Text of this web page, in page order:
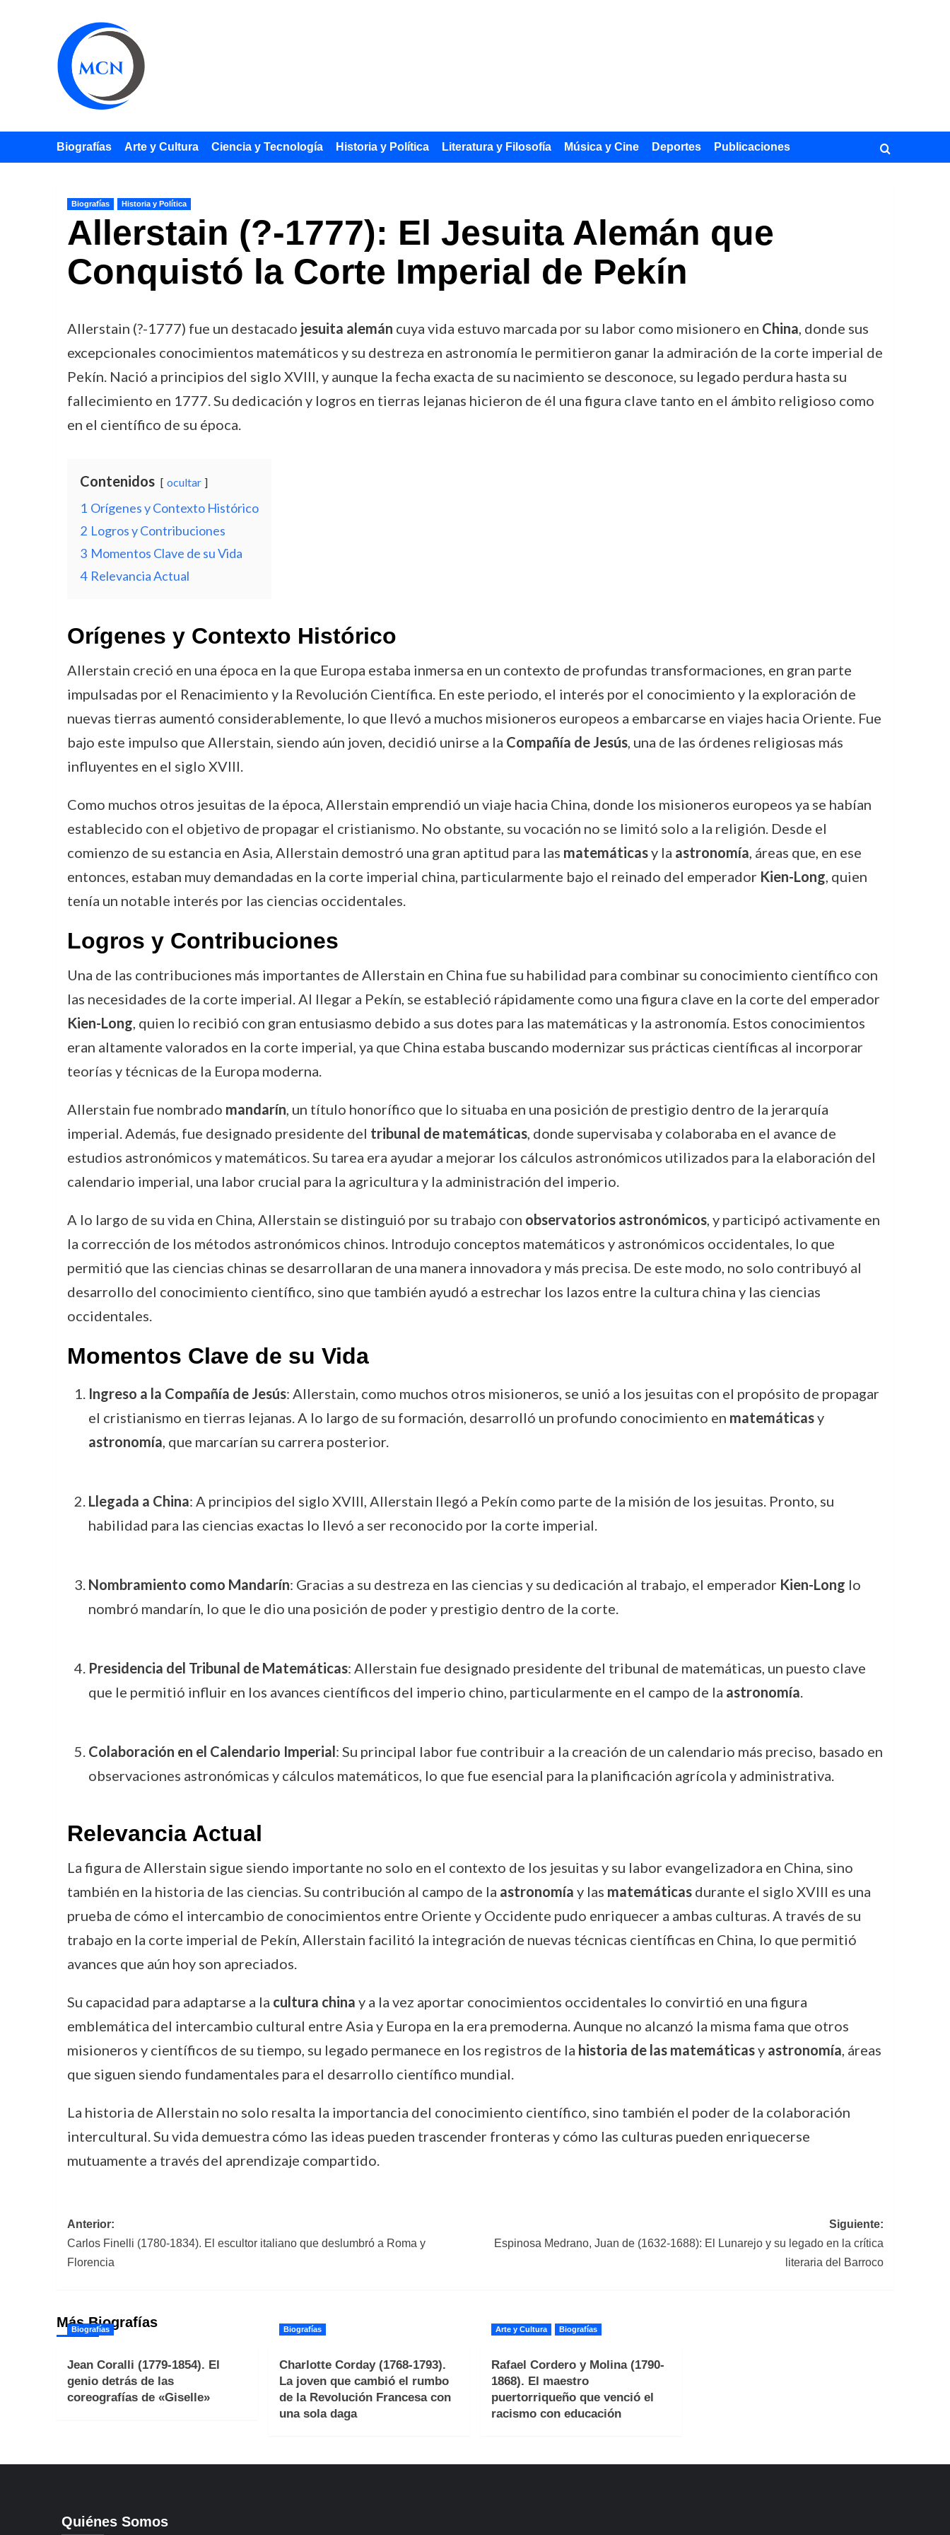
Biografías Arte y Cultura Ciencia y Tecnología Historia y Política Literatura y Filosofía Música y Cine Deportes Publicaciones
Biografías Historia y Política
Allerstain (?-1777): El Jesuita Alemán que
Conquistó la Corte Imperial de Pekín
Allerstain (?-1777) fue un destacado jesuita alemán cuya vida estuvo marcada por su labor como misionero en China, donde sus
excepcionales conocimientos matemáticos y su destreza en astronomía le permitieron ganar la admiración de la corte imperial de
Pekín. Nació a principios del siglo XVIII, y aunque la fecha exacta de su nacimiento se desconoce, su legado perdura hasta su
fallecimiento en 1777. Su dedicación y logros en tierras lejanas hicieron de él una figura clave tanto en el ámbito religioso como
en el científico de su época.
Contenidos ocultar
1 Orígenes y Contexto Histórico
2 Logros y Contribuciones
3 Momentos Clave de su Vida
4 Relevancia Actual
Orígenes y Contexto Histórico
Allerstain creció en una época en la que Europa estaba inmersa en un contexto de profundas transformaciones, en gran parte
impulsadas por el Renacimiento y la Revolución Científica. En este periodo, el interés por el conocimiento y la exploración de
nuevas tierras aumentó considerablemente, lo que llevó a muchos misioneros europeos a embarcarse en viajes hacia Oriente. Fue
bajo este impulso que Allerstain, siendo aún joven, decidió unirse a la Compañía de Jesús, una de las órdenes religiosas más
influyentes en el siglo XVIII.
Como muchos otros jesuitas de la época, Allerstain emprendió un viaje hacia China, donde los misioneros europeos ya se habían
establecido con el objetivo de propagar el cristianismo. No obstante, su vocación no se limitó solo a la religión. Desde el
comienzo de su estancia en Asia, Allerstain demostró una gran aptitud para las matemáticasy la astronomía, áreas que, en ese
entonces, estaban muy demandadas en la corte imperial china, particularmente bajo el reinado del emperador Kien-Long, quien
tenía un notable interés por las ciencias occidentales.
Logros y Contribuciones
Una de las contribuciones más importantes de Allerstain en China fue su habilidad para combinar su conocimiento científico con
las necesidades de la corte imperial. Al llegar a Pekín, se estableció rápidamente como una figura clave en la corte del emperador
Kien-Long, quien lo recibió con gran entusiasmo debido a sus dotes para las matemáticas y la astronomía. Estos conocimientos
eran altamente valorados en la corte imperial, ya que China estaba buscando modernizar sus prácticas científicas al incorporar
teorías y técnicas de la Europa moderna.
Allerstain fue nombrado mandarín, un título honorífico que lo situaba en una posición de prestigio dentro de la jerarquía
imperial. Además, fue designado presidente del tribunal de matemáticas, donde supervisaba y colaboraba en el avance de
estudios astronómicos y matemáticos. Su tarea era ayudar a mejorar los cálculos astronómicos utilizados para la elaboración del
calendario imperial, una labor crucial para la agricultura y la administración del imperio.
A lo largo de su vida en China, Allerstain se distinguió por su trabajo con observatorios astronómicos, y participó activamente en
la corrección de los métodos astronómicos chinos. Introdujo conceptos matemáticos y astronómicos occidentales, lo que
permitió que las ciencias chinas se desarrollaran de una manera innovadora y más precisa. De este modo, no solo contribuyó al
desarrollo del conocimiento científico, sino que también ayudó a estrechar los lazos entre la cultura china y las ciencias
occidentales.
Momentos Clave de su Vida
Ingreso a la Compañía de Jesús: Allerstain, como muchos otros misioneros, se unió a los jesuitas con el propósito de propagar
el cristianismo en tierras lejanas. A lo largo de su formación, desarrolló un profundo conocimiento en matemáticasy
astronomía, que marcarían su carrera posterior.
Llegada a China: A principios del siglo XVIII, Allerstain llegó a Pekín como parte de la misión de los jesuitas. Pronto, su
habilidad para las ciencias exactas lo llevó a ser reconocido por la corte imperial.
Nombramiento como Mandarín: Gracias a su destreza en las ciencias y su dedicación al trabajo, el emperador Kien-Long lo
nombró mandarín, lo que le dio una posición de poder y prestigio dentro de la corte.
Presidencia del Tribunal de Matemáticas: Allerstain fue designado presidente del tribunal de matemáticas, un puesto clave
que le permitió influir en los avances científicos del imperio chino, particularmente en el campo de la astronomía.
Colaboración en el Calendario Imperial: Su principal labor fue contribuir a la creación de un calendario más preciso, basado en
observaciones astronómicas y cálculos matemáticos, lo que fue esencial para la planificación agrícola y administrativa.
Relevancia Actual
La figura de Allerstain sigue siendo importante no solo en el contexto de los jesuitas y su labor evangelizadora en China, sino
también en la historia de las ciencias. Su contribución al campo de la astronomía y las matemáticasdurante el siglo XVIII es una
prueba de cómo el intercambio de conocimientos entre Oriente y Occidente pudo enriquecer a ambas culturas. A través de su
trabajo en la corte imperial de Pekín, Allerstain facilitó la integración de nuevas técnicas científicas en China, lo que permitió
avances que aún hoy son apreciados.
Su capacidad para adaptarse a la cultura china y a la vez aportar conocimientos occidentales lo convirtió en una figura
emblemática del intercambio cultural entre Asia y Europa en la era premoderna. Aunque no alcanzó la misma fama que otros
misioneros y científicos de su tiempo, su legado permanece en los registros de la historia de las matemáticasy astronomía, áreas
que siguen siendo fundamentales para el desarrollo científico mundial.
La historia de Allerstain no solo resalta la importancia del conocimiento científico, sino también el poder de la colaboración
intercultural. Su vida demuestra cómo las ideas pueden trascender fronteras y cómo las culturas pueden enriquecerse
mutuamente a través del aprendizaje compartido.
Navegación
de
Anterior:
Carlos Finelli (1780-1834). El escultor italiano que deslumbró a Roma y
Florencia
Siguiente:
Espinosa Medrano, Juan de (1632-1688): El Lunarejo y su legado en la crítica
literaria del Barroco
Más Biografías
Biografías
Jean Coralli (1779-1854). El
genio detrás de las
coreografías de «Giselle»
Biografías
Charlotte Corday (1768-1793).
La joven que cambió el rumbo
de la Revolución Francesa con
una sola daga
Arte y Cultura Biografías
Rafael Cordero y Molina (1790-
1868). El maestro
puertorriqueño que venció el
racismo con educación
Quiénes Somos